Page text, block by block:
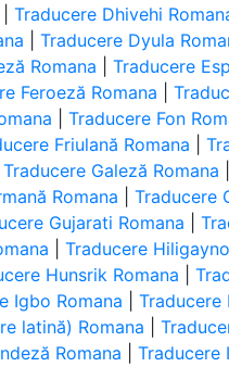
|Traducere Dhivehi
|Traducere Dyula
Romana |Traducere
Feroeză Romana |
|Traducere Fon
Friulană Romana |
Traducere Galeză Romana
Romana |Traducere
Gujarati Romana |
|Traducere
Hunsrik Romana |
Igbo Romana |Traducere
latină) Romana |
Romana |Traducere